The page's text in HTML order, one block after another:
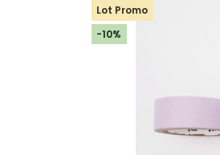
Lot Promo
-10%